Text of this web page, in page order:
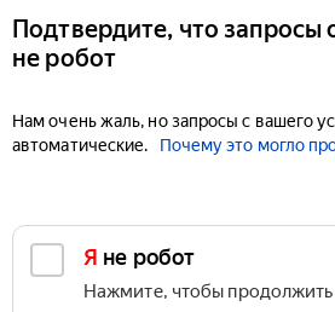
Подтвердите, что запросы
не робот
Нам очень жаль, но запросы с вашего
автоматические.
Почему это могло
Я не робот
Нажмите, чтобы продолжить